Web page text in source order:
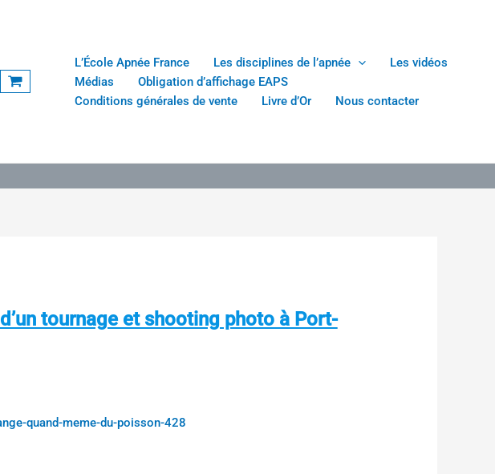
L’École Apnée France Les disciplines de l’apnée
Les vidéos
Médias
Obligation d’affichage EAPS
Conditions générales de vente
Livre d’Or Nous contacter
tournage et shooting photo à Port-
quand-meme-du-poisson-428